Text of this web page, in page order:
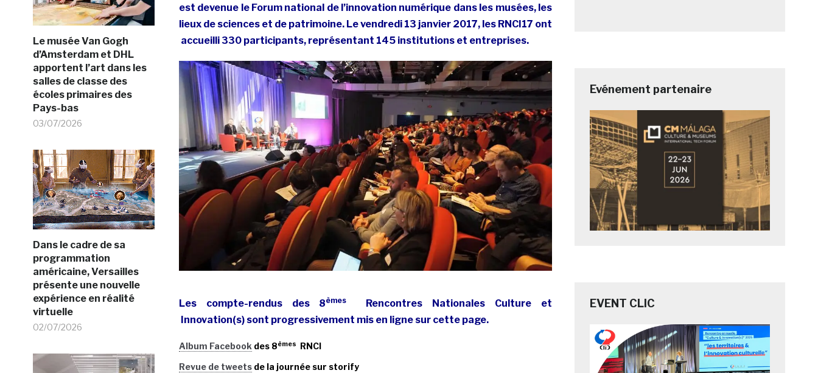
Le musée Van Gogh
d’Amsterdam et DHL
apportent l’art dans les
salles de classe des
écoles primaires des
Pays-bas
03/07/2026
Dans le cadre de sa
programmation
américaine, Versailles
présente une nouvelle
expérience en réalité
virtuelle
02/07/2026
est devenue le Forum national de l’innovation numérique dans les musées, les
lieux de sciences et de patrimoine. Le vendredi 13 janvier 2017, les RNCI17 ont
accueilli 330 participants, représentant 145 institutions et entreprises.
Les compte-rendus des 8èmes
Rencontres Nationales Culture et
Innovation(s) sont progressivement mis en ligne sur cette page.
Album Facebook des 8èmes
RNCI
Revue de tweetsde la journée sur storify
Evénement partenaire
EVENT CLIC